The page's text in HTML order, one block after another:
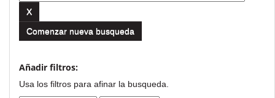
Comenzar nueva busqueda
Añadir filtros:
Usa los filtros para afinar la busqueda.